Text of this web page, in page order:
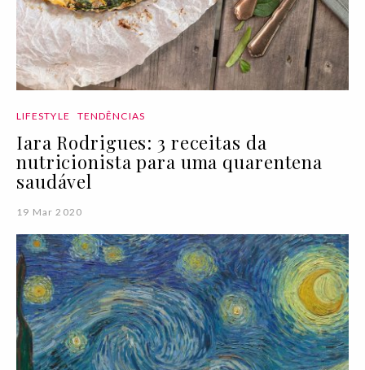
LIFESTYLE TENDÊNCIAS
Iara Rodrigues: 3 receitas da
nutricionista para uma quarentena
saudável
19 Mar 2020